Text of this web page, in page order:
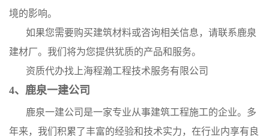
境的影响。
如果您需要购买建筑材料或咨询相关信息，请联系鹿泉
建材厂。我们将为您提供犹质的产品和服务。
资质代办找上海程瀚工程技术服务有限公司
4、鹿泉一建公司
鹿泉一建公司是一家专业从事建筑工程施工的企业。多
年来，我们积累了丰富的经验和技术实力，在行业内享有良